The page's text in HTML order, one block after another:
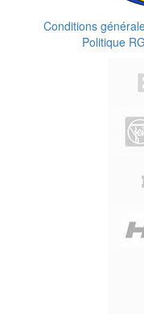
Conditions
Politique